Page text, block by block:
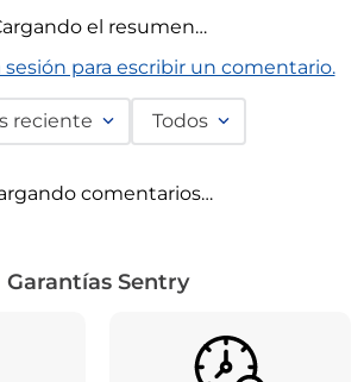
el resumen…
sesión para escribir un comentario.
reciente Todos
comentarios…
Garantías Sentry